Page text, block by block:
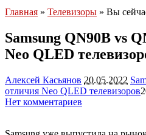
Главная » Телевизоры » Вы
Samsung QN90B vs
Neo QLED
Алексей Касьянов 20.05.2022
отличия Neo QLED телевизоров
Нет комментариев